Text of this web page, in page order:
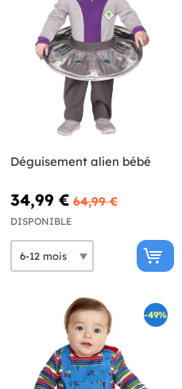
Déguisement alien bébé
34,99 € 64,99 €
DISPONIBLE
-49%